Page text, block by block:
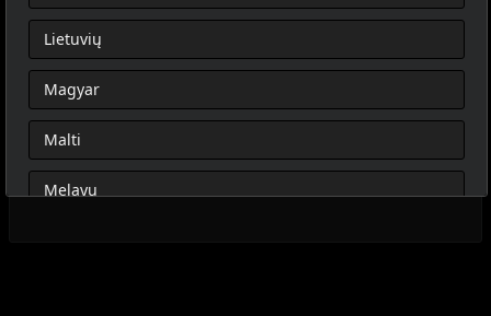
Lietuvių
Magyar
Malti
Melayu